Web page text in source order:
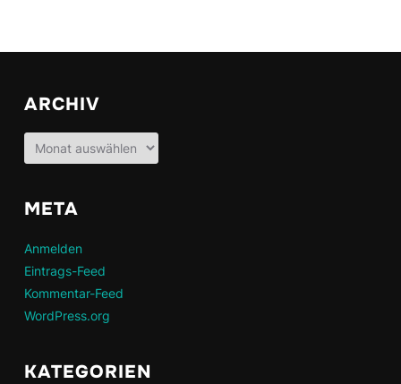
ARCHIV
Archiv
META
Anmelden
Eintrags-Feed
Kommentar-Feed
WordPress.org
KATEGORIEN